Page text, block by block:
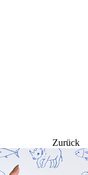
Zurück